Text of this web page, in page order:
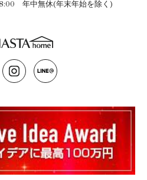
年中無休(年末年始を除く)